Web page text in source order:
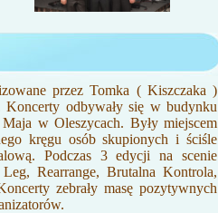
przez Tomka ( Kiszczaka )
odbywały się w budynku
w Oleszycach. Były miejscem
kręgu osób skupionych i ściśle
Podczas 3 edycji na scenie
Rearrange, Brutalna Kontrola,
zebrały masę pozytywnych